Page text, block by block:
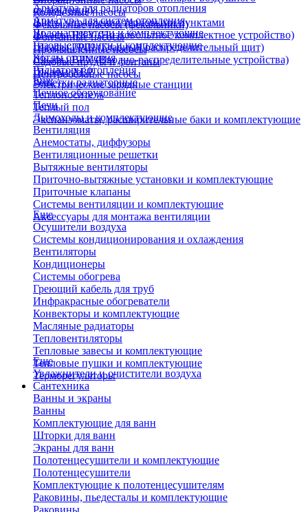
Колодезные насосы
Фекальные насосы (фекальники)
Фонтанные насосы
Промышленные насосы
Садовые пруды и фонтаны
Центробежные насосы
охлаждения)
Щиты управления тепловыми пунктами
Шкафы НКУ (Низковольтное комплектное устройство)
Шкафы ГРЩ (Главный распределительный щит)
Шкафы ВРУ (Вводно-распределительные устройства)
Шкафы АВР
Электрические зарядные станции
Арматура для радиаторов отопления
Арматура для систем отопления
Водонагреватели и комплектующие
Газовые колонки и комплектующие
Котлы отопления
Радиаторы отопления
Решетки радиаторные
Теплоноситель
Теплый пол
Экспанзоматы, расширительные баки и комплектующие
Еще
Печное оборудование
Печи
Дымоходы и комплектующие
Вентиляция
Анемостаты, диффузоры
Вентиляционные решетки
Вытяжные вентиляторы
Приточно-вытяжные установки и комплектующие
Приточные клапаны
Системы вентиляции и комплектующие
Аксессуары для монтажа вентиляции
Еще
Осушители воздуха
Системы кондиционирования и охлаждения
Вентиляторы
Кондиционеры
Системы обогрева
Греющий кабель для труб
Инфракрасные обогреватели
Конвекторы и комплектующие
Масляные радиаторы
Тепловентиляторы
Тепловые завесы и комплектующие
Тепловые пушки и комплектующие
Терморегуляторы
Еще
Увлажнители и очистители воздуха
Сантехника
Ванны и экраны
Ванны
Комплектующие для ванн
Шторки для ванн
Экраны для ванн
Полотенцесушители и комплектующие
Полотенцесушители
Комплектующие к полотенцесушителям
Раковины, пьедесталы и комплектующие
Раковины